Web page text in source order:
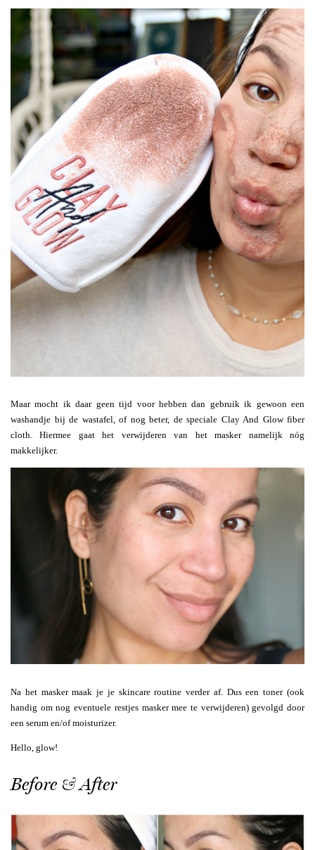
Maar mocht ik daar geen tijd voor hebben dan gebruik ik gewoon een
washandje bij de wastafel, of nog beter, de speciale Clay And Glow fiber
cloth. Hiermee gaat het verwijderen van het masker namelijk nóg
makkelijker.
Na het masker maak je je skincare routine verder af. Dus een toner (ook
handig om nog eventuele restjes masker mee te verwijderen) gevolgd door
een serum en/of moisturizer.
Hello, glow!
Before & After